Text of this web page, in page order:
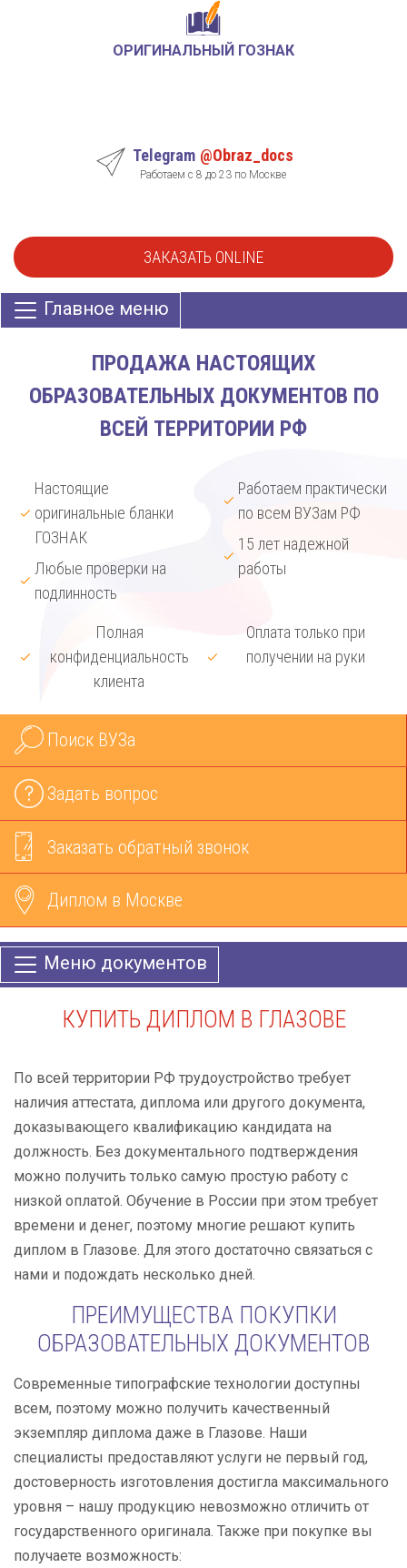
ОРИГИНАЛЬНЫЙ ГОЗНАК
Telegram @Obraz_docs
Работаем с 8 до 23 по Москве
ЗАКАЗАТЬ ONLINE
Главное меню
ПРОДАЖА НАСТОЯЩИХ
ОБРАЗОВАТЕЛЬНЫХ ДОКУМЕНТОВ ПО
ВСЕЙ ТЕРРИТОРИИ РФ
Настоящие
оригинальные бланки
ГОЗНАК
Любые проверки на
подлинность
Работаем практически
по всем ВУЗам РФ
15 лет надежной
работы
Полная
конфиденциальность
клиента
Оплата только при
получении на руки
Поиск ВУЗа
Задать вопрос
Заказать обратный звонок
Диплом в Москве
Меню документов
КУПИТЬ ДИПЛОМ В ГЛАЗОВЕ
По всей территории РФ трудоустройство требует
наличия аттестата, диплома или другого документа,
доказывающего квалификацию кандидата на
должность. Без документального подтверждения
можно получить только самую простую работу с
низкой оплатой. Обучение в России при этом требует
времени и денег, поэтому многие решают купить
диплом в Глазове. Для этого достаточно связаться с
нами и подождать несколько дней.
ПРЕИМУЩЕСТВА ПОКУПКИ
ОБРАЗОВАТЕЛЬНЫХ ДОКУМЕНТОВ
Современные типографские технологии доступны
всем, поэтому можно получить качественный
экземпляр диплома даже в Глазове. Наши
специалисты предоставляют услуги не первый год,
достоверность изготовления достигла максимального
уровня – нашу продукцию невозможно отличить от
государственного оригинала. Также при покупке вы
получаете возможность: